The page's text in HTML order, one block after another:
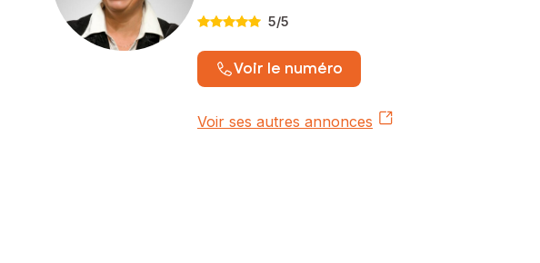
5/5
Voir le numéro
Voir ses autres annonces